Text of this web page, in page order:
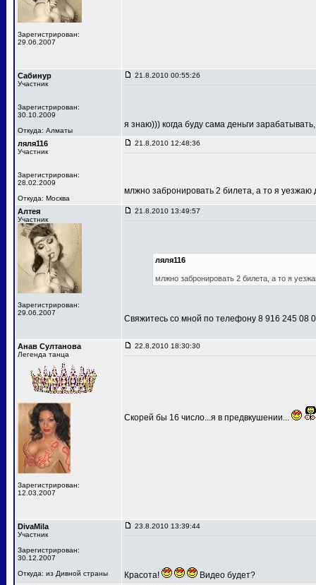
Зарегистрирован:
29.06.2007
Сабинур
Участник
Зарегистрирован:
30.10.2009
Откуда: Алматы
21.8.2010 00:55:26
я знаю))) когда буду сама деньги
ляля116
Участник
Зарегистрирован:
28.02.2009
Откуда: Москва
21.8.2010 12:48:36
млжно забронировать 2 билета, а то я уезжаю
Алтея
Участник
Зарегистрирован:
29.06.2007
21.8.2010 13:49:57
ляля116
млжно забронировать 2 билета, а то я
Свяжитесь со мной по телефону 8 916 245 08
Анав Султанова
Легенда танца
Зарегистрирован:
12.03.2007
22.8.2010 18:30:30
Скорей бы 16 число...я в предвкушении...
DivaMila
Участник
Зарегистрирован:
30.12.2007
Откуда: из Дивной страны
23.8.2010 13:39:44
Красота! Видео будет?